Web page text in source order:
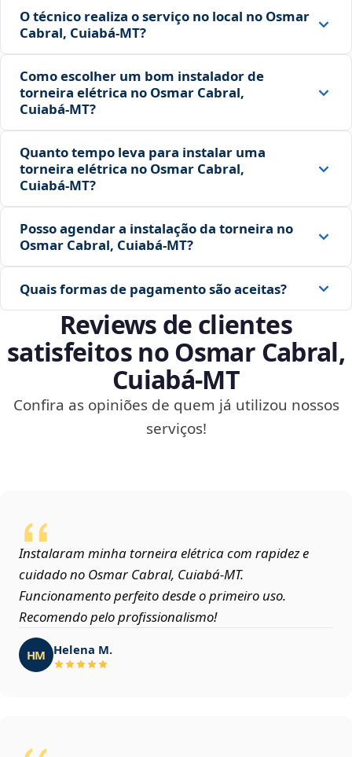
O técnico realiza o serviço no local no Osmar
Cabral, Cuiabá‑MT?
Como escolher um bom instalador de
torneira elétrica no Osmar Cabral,
Cuiabá‑MT?
Quanto tempo leva para instalar uma
torneira elétrica no Osmar Cabral,
Cuiabá‑MT?
Posso agendar a instalação da torneira no
Osmar Cabral, Cuiabá‑MT?
Quais formas de pagamento são aceitas?
Reviews de clientes
satisfeitos no Osmar Cabral,
Cuiabá‑MT
Confira as opiniões de quem já utilizou nossos
serviços!
Instalaram minha torneira elétrica com rapidez e
cuidado no Osmar Cabral, Cuiabá‑MT.
Funcionamento perfeito desde o primeiro uso.
Recomendo pelo profissionalismo!
HM Helena M.